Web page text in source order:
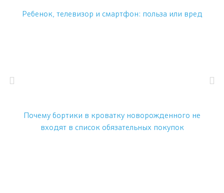
Ребенок, телевизор и смартфон: польза или вред
Почему бортики в кроватку новорожденного не
входят в список обязательных покупок